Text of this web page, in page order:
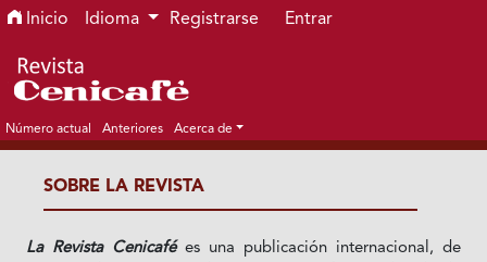
Ir al menú de navegación principal
Ir al contenido principal
Ir al pie de página del sitio
Inicio Idioma Registrarse Entrar
Número actual Anteriores Acerca de
SOBRE LA REVISTA
La Revista Cenicafées una publicación internacional, de